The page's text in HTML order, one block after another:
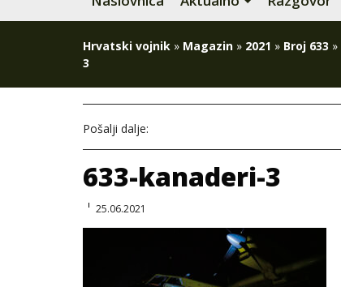
Hrvatski vojnik » Magazin » 2021 » Broj 633 »
3
Pošalji dalje:
633-kanaderi-3
25.06.2021